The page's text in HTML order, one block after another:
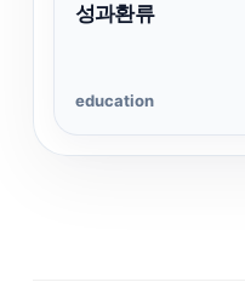
성과환류
education